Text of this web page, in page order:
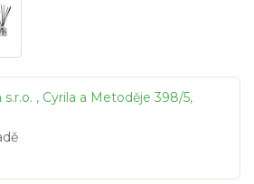
, Cyrila a Metoděje 398/5,